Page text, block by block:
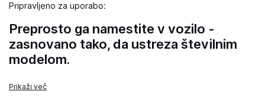
Pripravljeno za uporabo:
Preprosto ga namestite v vozilo -
zasnovano tako, da ustreza številnim
modelom.
Prikaži več